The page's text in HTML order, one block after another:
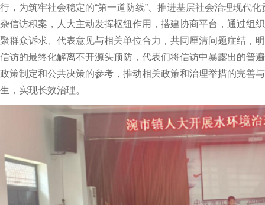
行，为筑牢社会稳定的“第一道防线”、推进基层社会治理现代
杂信访积案，人大主动发挥枢纽作用，搭建协商平台，通过组
聚群众诉求、代表意见与相关单位合力，共同厘清问题症结，
信访的最终化解离不开源头预防，代表们将信访中暴露出的普
政策制定和公共决策的参考，推动相关政策和治理举措的完善
生，实现长效治理。